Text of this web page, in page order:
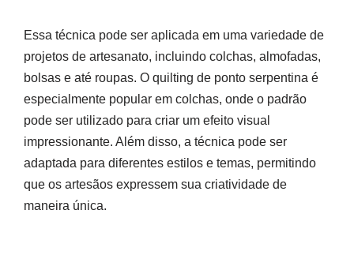
Essa técnica pode ser aplicada em uma variedade de
projetos de artesanato, incluindo colchas, almofadas,
bolsas e até roupas. O quilting de ponto serpentina é
especialmente popular em colchas, onde o padrão
pode ser utilizado para criar um efeito visual
impressionante. Além disso, a técnica pode ser
adaptada para diferentes estilos e temas, permitindo
que os artesãos expressem sua criatividade de
maneira única.